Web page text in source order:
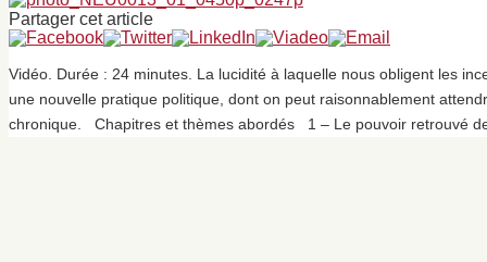
Partager cet article
Vidéo. Durée : 24 minutes. La lucidité à laquelle nous obligent les
une nouvelle pratique politique, dont on peut raisonnablement
chronique. Chapitres et thèmes abordés 1 – Le pouvoir retrouvé